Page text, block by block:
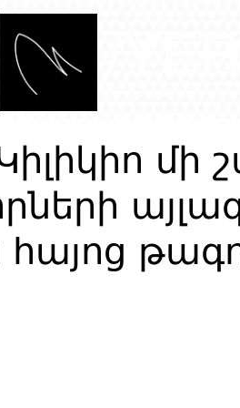
մի